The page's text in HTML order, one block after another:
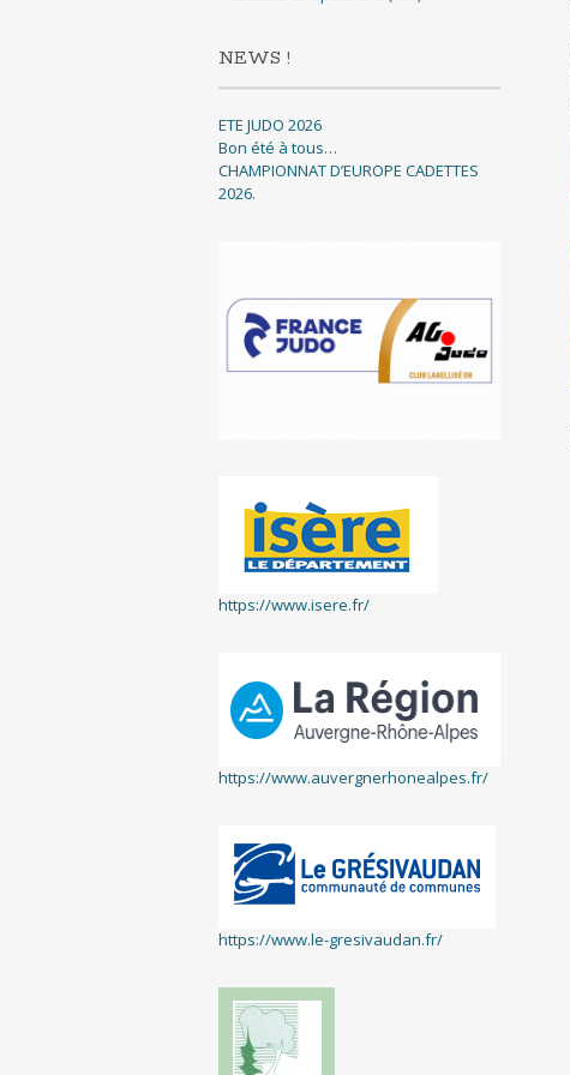
NEWS !
ETE JUDO 2026
Bon été à tous…
CHAMPIONNAT D’EUROPE CADETTES
2026.
https://www.isere.fr/
https://www.auvergnerhonealpes.fr/
https://www.le-gresivaudan.fr/